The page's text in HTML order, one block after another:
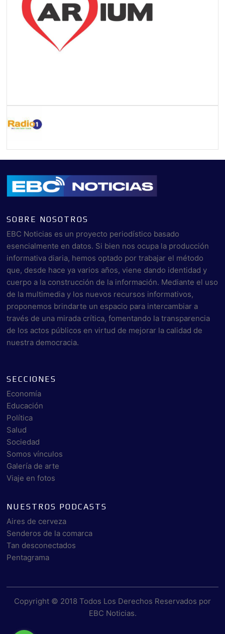
SOBRE NOSOTROS
EBC Noticias es un proyecto periodístico basado
esencialmente en datos. Si bien nos ocupa la producción
informativa diaria, hemos optado por trabajar el método
que, desde hace ya varios años, viene dando identidad y
cuerpo a la construcción de la información. Mediante el uso
de la multimedia y los nuevos recursos informativos,
proponemos brindarte un espacio para intercambiar a
través de una mirada crítica, fomentando la transparencia
de los actos públicos en virtud de mejorar la calidad de
nuestra democracia.
SECCIONES
Economía
Educación
Política
Salud
Sociedad
Somos vínculos
Galería de arte
Viaje en fotos
NUESTROS PODCASTS
Aires de cerveza
Senderos de la comarca
Tan desconectados
Pentagrama
Copyright © 2018 Todos Los Derechos Reservados por
EBC Noticias.